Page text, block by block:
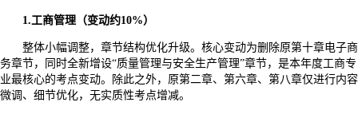
1.工商管理（变动约10%）
整体小幅调整，章节结构优化升级。核心变动为删除原第十章电子商
务章节，同时全新增设“质量管理与安全生产管理”章节，是本年度工商专
业最核心的考点变动。除此之外，原第二章、第六章、第八章仅进行内容
微调、细节优化，无实质性考点增减。